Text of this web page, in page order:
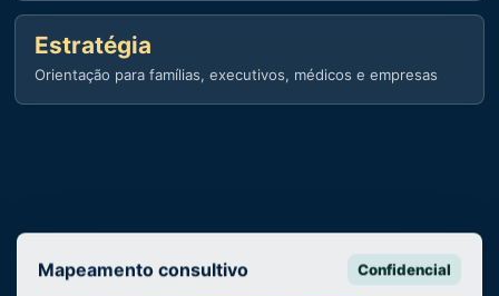
Estratégia
Orientação para famílias, executivos, médicos e empresas
Mapeamento consultivo Confidencial